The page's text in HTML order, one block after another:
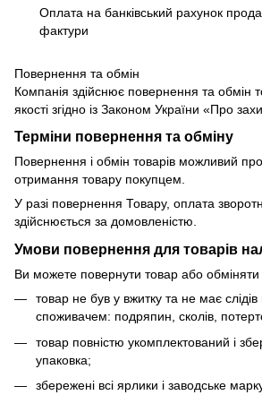
Оплата на банківський рахунок
фактури
Повернення та обмін
Компанія здійснює повернення та обмін
якості згідно із Законом України «Про
Терміни повернення та обміну
Повернення і обмін товарів можливий
отримання товару покупцем.
У разі повернення Товару, оплата
здійснюється за домовленістю.
Умови повернення для товарів
Ви можете повернути товар або
товар не був у вжитку та не має
споживачем: подряпин, сколів,
товар повністю укомплектований і
упаковка;
збережені всі ярлики і заводське